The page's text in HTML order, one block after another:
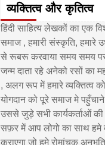
व्यक्तित्व और कृतित्व
हिंदी साहित्य लेखकों का एक
समाज , हमारी संस्कृति, हमारे
से रूबरू करवाया समय समय
जन्म दाता रहे अनेको रसों का
, अलग रूप में हमारे व्यक्तित्व
योगदान को पूरे समाज मे
उससे जुड़े सभी कार्यकर्ताओं
सफ़र में आप लोगो का साथ हमे
कराएगा जो हमे रोमांचक